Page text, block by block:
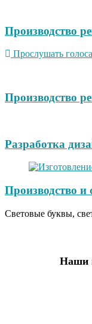
Производство
Прослушать голоса
Производство
Разработка
Производство и
Световые буквы,
Наши